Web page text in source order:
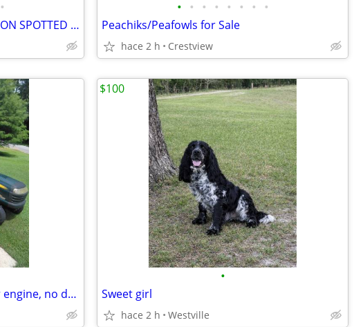
•
EXOTIC MINIATURE NUBIAN MOON SPOTTED BREEDING BUCK
• • • • • • • •
Peachiks/Peafowls for Sale
hace 2 h Crestview
Craftsman LT1000 17 hp Kohler engine, no deck, with a trailer
•
Sweet girl
hace 2 h Westville
$100